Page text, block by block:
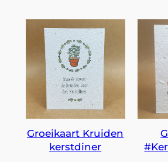
Groeikaart Kruiden
kerstdiner